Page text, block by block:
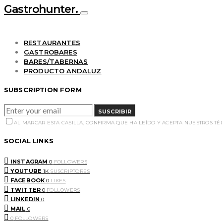
Gastrohunter.
RESTAURANTES
GASTROBARES
BARES/TABERNAS
PRODUCTO ANDALUZ
SUBSCRIPTION FORM
SUSCRIBIR
AL MARCAR ESTA CASILLA, CONFIRMA QUE HA LEÍDO Y ACEPTA NUESTROS
SOCIAL LINKS
INSTAGRAM 0 FOLLOWERS
YOUTUBE 1K SUSCRIPTORES
FACEBOOK 0 LIKES
TWITTER 0 FOLLOWERS
LINKEDIN 0
MAIL 0
0 FOLLOWERS